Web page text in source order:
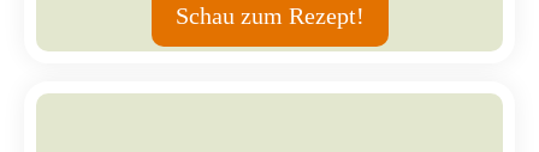
Schau zum Rezept!